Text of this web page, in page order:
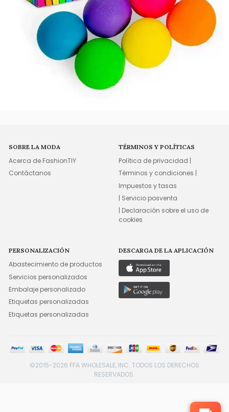
SOBRE LA MODA
Acerca de FashionTIY
Contáctanos
TÉRMINOS Y POLÍTICAS
Política de privacidad |
Términos y condiciones |
Impuestos y tasas
| Servicio posventa
| Declaración sobre el uso de
cookies
PERSONALIZACIÓN
Abastecimiento de productos
Servicios personalizados
Embalaje personalizado
Etiquetas personalizadas
Etiquetas personalizadas
DESCARGA DE LA APLICACIÓN
©2015-2026 FFA WHOLESALE, INC. TODOS LOS DERECHOS
RESERVADOS.